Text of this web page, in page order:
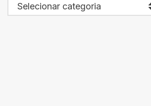
Selecionar categoria